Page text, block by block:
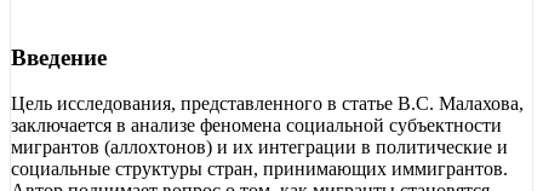
Введение
Цель исследования, представленного в статье В.С. Малахова,
заключается в анализе феномена социальной субъектности
мигрантов (аллохтонов) и их интеграции в политические и
социальные структуры стран, принимающих иммигрантов.